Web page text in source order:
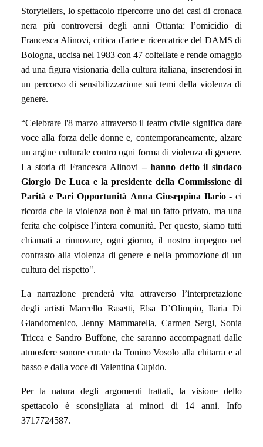
Storytellers, lo spettacolo ripercorre uno dei casi di cronaca
nera più controversi degli anni Ottanta: l’omicidio di
Francesca Alinovi, critica d'arte e ricercatrice del DAMS di
Bologna, uccisa nel 1983 con 47 coltellate e rende omaggio
ad una figura visionaria della cultura italiana, inserendosi in
un percorso di sensibilizzazione sui temi della violenza di
genere.
“Celebrare l'8 marzo attraverso il teatro civile significa dare
voce alla forza delle donne e, contemporaneamente, alzare
un argine culturale contro ogni forma di violenza di genere.
La storia di Francesca Alinovi– hanno detto il sindaco
Giorgio De Luca e la presidente della Commissione di
Parità e Pari Opportunità Anna Giuseppina Ilario- ci
ricorda che la violenza non è mai un fatto privato, ma una
ferita che colpisce l’intera comunità. Per questo, siamo tutti
chiamati a rinnovare, ogni giorno, il nostro impegno nel
contrasto alla violenza di genere e nella promozione di un
cultura del rispetto".
La narrazione prenderà vita attraverso l’interpretazione
degli artisti Marcello Rasetti, Elsa D’Olimpio, Ilaria Di
Giandomenico, Jenny Mammarella, Carmen Sergi, Sonia
Tricca e Sandro Buffone, che saranno accompagnati dalle
atmosfere sonore curate da Tonino Vosolo alla chitarra e al
basso e dalla voce di Valentina Cupido.
Per la natura degli argomenti trattati, la visione dello
spettacolo è sconsigliata ai minori di 14 anni. Info
3717724587.